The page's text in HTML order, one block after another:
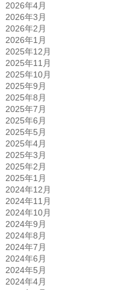
2026年4月
2026年3月
2026年2月
2026年1月
2025年12月
2025年11月
2025年10月
2025年9月
2025年8月
2025年7月
2025年6月
2025年5月
2025年4月
2025年3月
2025年2月
2025年1月
2024年12月
2024年11月
2024年10月
2024年9月
2024年8月
2024年7月
2024年6月
2024年5月
2024年4月